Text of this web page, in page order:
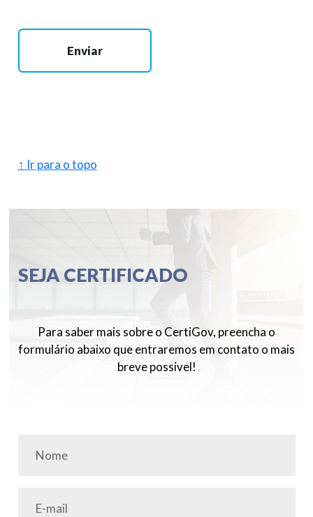
Enviar
↑ Ir para o topo
SEJA CERTIFICADO
Para saber mais sobre o CertiGov, preencha o
formulário abaixo que entraremos em contato o mais
breve possivel!